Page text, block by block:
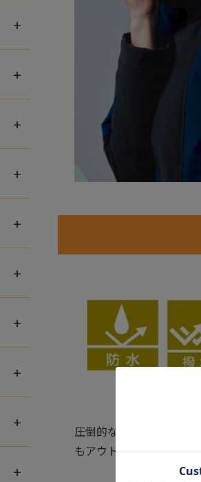
圧倒的なクオリティと
もアウトドアにも使え
+
+
+
+
+
+
+
+
+
+